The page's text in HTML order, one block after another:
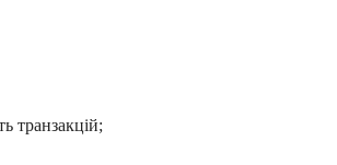
транзакцій;